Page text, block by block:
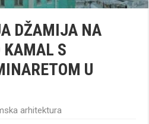
DŽAMIJA NA
KAMAL S
U
arhitektura